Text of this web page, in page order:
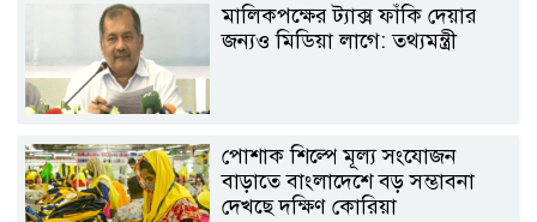
মালিকপক্ষের ট্যাক্স ফাঁকি দেয়ার
জন্যও মিডিয়া লাগে: তথ্যমন্ত্রী
পোশাক শিল্পে মূল্য সংযোজন
বাড়াতে বাংলাদেশে বড় সম্ভাবনা
দেখছে দক্ষিণ কোরিয়া